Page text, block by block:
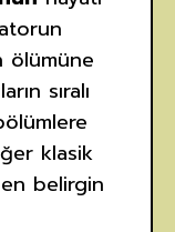
ölümüne
sıralı
klasik
en belirgin